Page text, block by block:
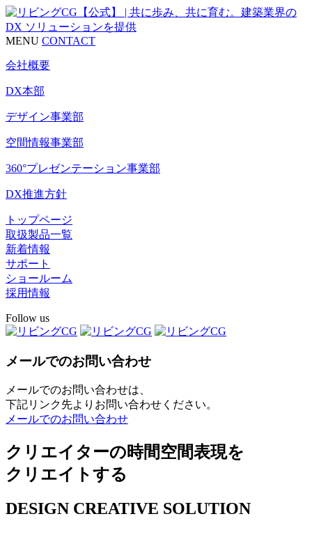
MENU CONTACT
会社概要
DX本部
デザイン事業部
空間情報事業部
360°プレゼンテーション事業部
DX推進方針
トップページ
取扱製品一覧
新着情報
サポート
ショールーム
採用情報
Follow us
メールでのお問い合わせ
メールでのお問い合わせは、
下記リンク先よりお問い合わせください。
メールでのお問い合わせ
クリエイターの時間空間表現を
クリエイトする
DESIGN CREATIVE SOLUTION